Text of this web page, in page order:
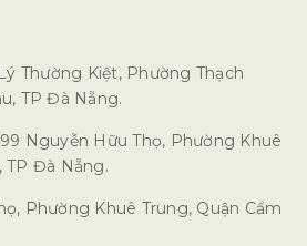
Thường Kiệt, Phường Thạch
TP Đà Nẵng.
Nguyễn Hữu Thọ, Phường Khuê
TP Đà Nẵng.
Phường Khuê Trung, Quận Cẩm